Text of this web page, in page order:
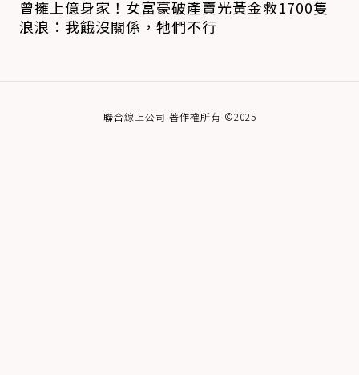
曾擁上億身家！女富豪破產賣光黃金救1700隻
浪浪：我餓沒關係，牠們不行
聯合線上公司 著作權所有 ©2025